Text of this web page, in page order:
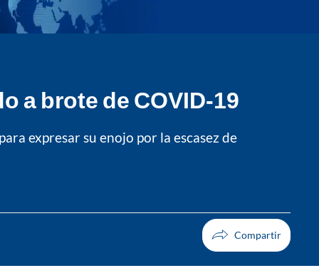
a brote de COVID-19
expresar su enojo por la escasez de